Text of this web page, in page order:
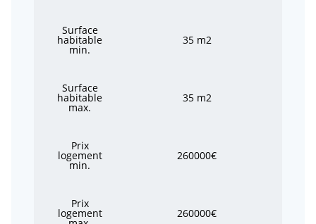
Surface
habitable
min.
35 m2
Surface
habitable
max.
35 m2
Prix
logement
min.
260000€
Prix
logement 260000€